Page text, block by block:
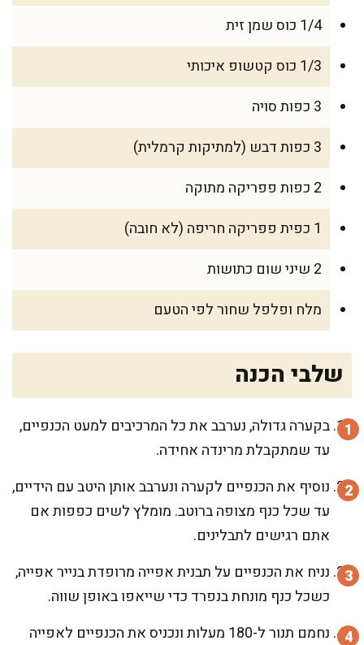
1/4 כוס שמן זית
1/3 כוס קטשופ איכותי
3 כפות סויה
3 כפות דבש (למתיקות קרמלית)
2 כפות פפריקה מתוקה
1 כפית פפריקה חריפה (לא חובה)
2 שיני שום כתושות
מלח ופלפל שחור לפי הטעם
שלבי הכנה
בקערה גדולה, נערבב את כל המרכיבים למעט הכנפיים,
עד שמתקבלת מרינדה אחידה.
נוסיף את הכנפיים לקערה ונערבב אותן היטב עם הידיים,
עד שכל כנף מצופה ברוטב. מומלץ לשים כפפות אם
אתם רגישים לתבלינים.
נניח את הכנפיים על תבנית אפייה מרופדת בנייר אפייה,
כשכל כנף מונחת בנפרד כדי שייאפו באופן שווה.
נחמם תנור ל-180 מעלות ונכניס את הכנפיים לאפייה